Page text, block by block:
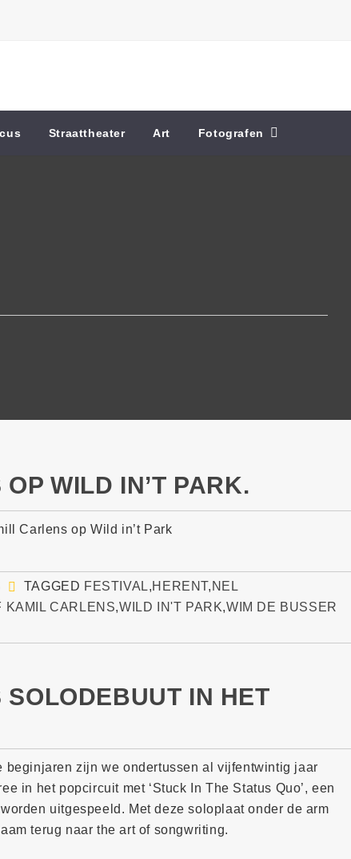
Straattheater Art Fotografen
WILD IN’T PARK.
Carlens op Wild in’t Park
TAGGED FESTIVAL,HERENT, NEL
KAMIL CARLENS,WILD IN'T PARK,WIM DE BUSSER
IN HET
beginjaren zijn we ondertussen al vijfentwintig jaar
in het popcircuit met ‘Stuck In The Status Quo’, een
uitgespeeld. Met deze soloplaat onder de arm
terug naar the art of songwriting.